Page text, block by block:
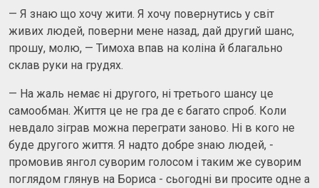
— Я знаю що хочу жити. Я хочу повернутись у світ
живих людей, поверни мене назад, дай другий шанс,
прошу, молю, — Тимоха впав на коліна й благально
склав руки на грудях.
— На жаль немає ні другого, ні третього шансу це
самообман. Життя це не гра де є багато спроб. Коли
невдало зіграв можна переграти заново. Ні в кого не
буде другого життя. Я надто добре знаю людей, -
промовив янгол суворим голосом і таким же суворим
поглядом глянув на Бориса - сьогодні ви просите одне а